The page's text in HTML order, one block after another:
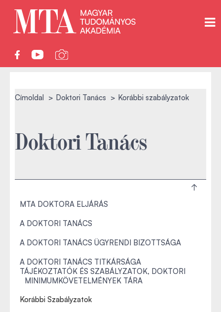
Címoldal Doktori Tanács Korábbi szabályzatok
Doktori Tanács
MTA DOKTORA ELJÁRÁS
A DOKTORI TANÁCS
A DOKTORI TANÁCS ÜGYRENDI BIZOTTSÁGA
A DOKTORI TANÁCS TITKÁRSÁGA
TÁJÉKOZTATÓK ÉS SZABÁLYZATOK, DOKTORI
MINIMUMKÖVETELMÉNYEK TÁRA
Korábbi Szabályzatok